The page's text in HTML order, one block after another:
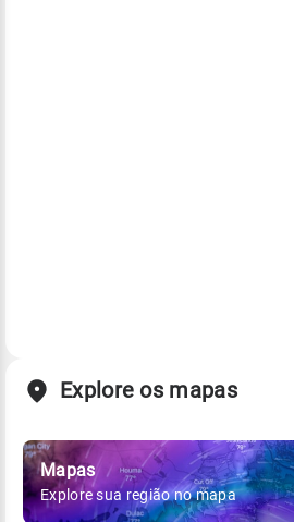
Explore os mapas
Mapas
Explore sua região no mapa